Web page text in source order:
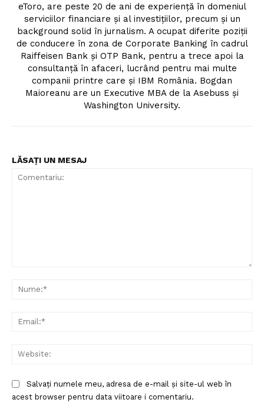
Contact
eToro, are peste 20 de ani de experiență în domeniul
serviciilor financiare și al investițiilor, precum și un
background solid în jurnalism. A ocupat diferite poziții
de conducere în zona de Corporate Banking în cadrul
Raiffeisen Bank și OTP Bank, pentru a trece apoi la
consultanță în afaceri, lucrând pentru mai multe
companii printre care și IBM România. Bogdan
Maioreanu are un Executive MBA de la Asebuss și
Washington University.
LĂSAȚI UN MESAJ
Salvați numele meu, adresa de e-mail și site-ul web în
acest browser pentru data viitoare i comentariu.